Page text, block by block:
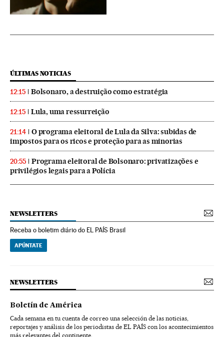
ÚLTIMAS NOTICIAS
12:15 Bolsonaro, a destruição como estratégia
12:15 Lula, uma ressurreição
21:14
O programa eleitoral de Lula da Silva: subidas de
impostos para os ricos e proteção para as minorias
20:55
Programa eleitoral de Bolsonaro: privatizações e
privilégios legais para a Polícia
NEWSLETTERS
Receba o boletim diário do EL PAÍS Brasil
APÚNTATE
NEWSLETTERS
Boletín de América
Cada semana en tu cuenta de correo una selección de las noticias,
reportajes y análisis de los periodistas de EL PAÍS con los acontecimientos
más relevantes del continente.